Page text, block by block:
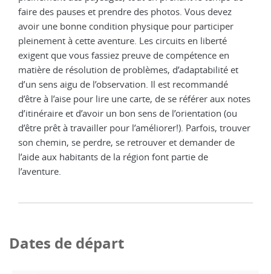
faire des pauses et prendre des photos. Vous devez
avoir une bonne condition physique pour participer
pleinement à cette aventure. Les circuits en liberté
exigent que vous fassiez preuve de compétence en
matière de résolution de problèmes, d’adaptabilité et
d’un sens aigu de l’observation. Il est recommandé
d’être à l’aise pour lire une carte, de se référer aux notes
d’itinéraire et d’avoir un bon sens de l’orientation (ou
d’être prêt à travailler pour l’améliorer!). Parfois, trouver
son chemin, se perdre, se retrouver et demander de
l’aide aux habitants de la région font partie de
l’aventure.
Dates de départ